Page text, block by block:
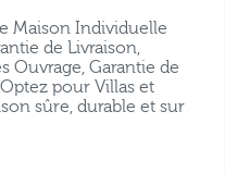
Maison Individuelle
de Livraison,
Ouvrage, Garantie de
pour Villas et
sûre, durable et sur